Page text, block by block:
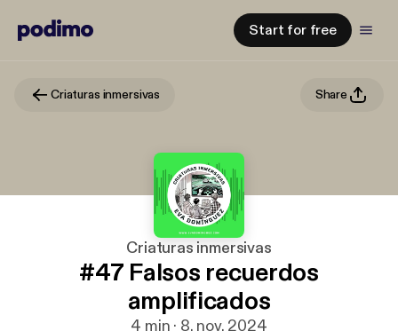
Start for free
Criaturas inmersivas Share
Criaturas inmersivas
#47 Falsos recuerdos
amplificados
4 min · 8. nov. 2024